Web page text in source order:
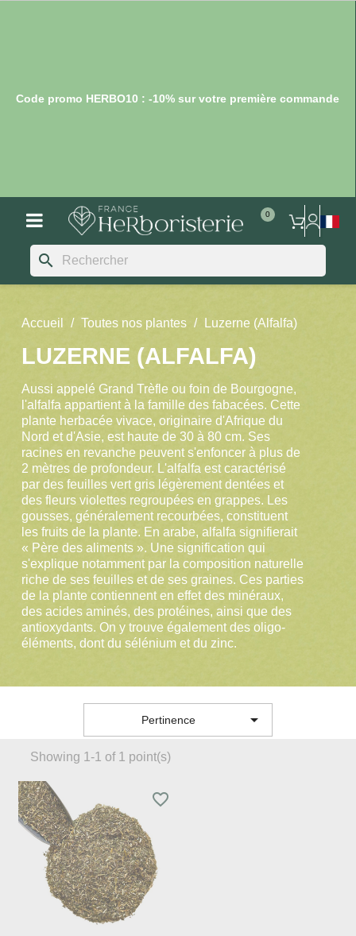
Code promo HERBO10 : -10% sur votre première commande
search
Accueil Toutes nos plantes Luzerne (Alfalfa)
LUZERNE (ALFALFA)
Aussi appelé Grand Trèfle ou foin de Bourgogne,
l'alfalfa appartient à la famille des fabacées. Cette
plante herbacée vivace, originaire d'Afrique du
Nord et d'Asie, est haute de 30 à 80 cm. Ses
racines en revanche peuvent s'enfoncer à plus de
2 mètres de profondeur. L'alfalfa est caractérisé
par des feuilles vert gris légèrement dentées et
des fleurs violettes regroupées en grappes. Les
gousses, généralement recourbées, constituent
les fruits de la plante. En arabe, alfalfa signifierait
« Père des aliments ». Une signification qui
s'explique notamment par la composition naturelle
riche de ses feuilles et de ses graines. Ces parties
de la plante contiennent en effet des minéraux,
des acides aminés, des protéines, ainsi que des
antioxydants. On y trouve également des oligo-
éléments, dont du sélénium et du zinc.
Pertinence 
Showing 1-1 of 1 point(s)
favorite_border